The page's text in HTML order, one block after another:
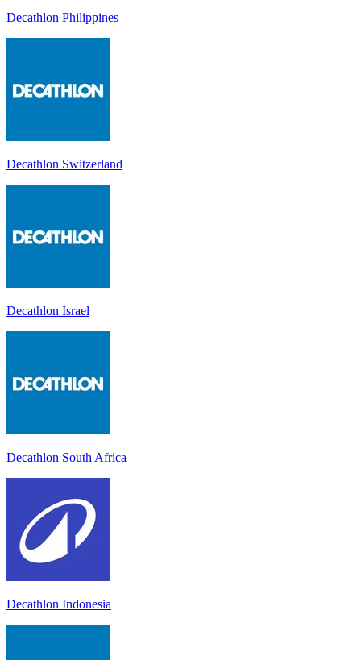
Decathlon Philippines
Decathlon Switzerland
Decathlon Israel
Decathlon South Africa
Decathlon Indonesia